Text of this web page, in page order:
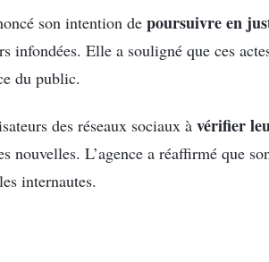
son intention de poursuivre en
infondées. Elle a souligné que ces
du public.
des réseaux sociaux à vérifier
nouvelles. L’agence a réaffirmé que
internautes.